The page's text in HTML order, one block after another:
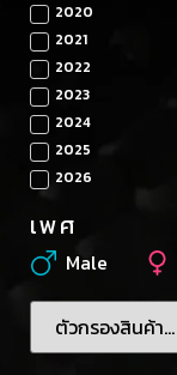
2020
2021
2022
2023
2024
2025
2026
เพศ
Male